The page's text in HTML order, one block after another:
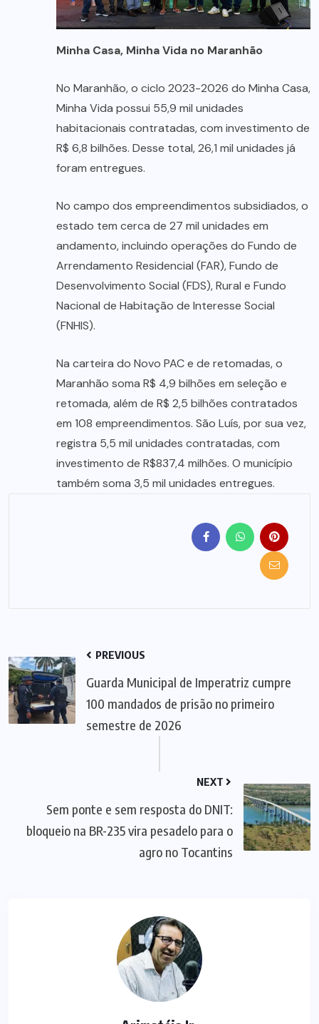
Minha Casa, Minha Vida no Maranhão
No Maranhão, o ciclo 2023-2026 do Minha Casa,
Minha Vida possui 55,9 mil unidades
habitacionais contratadas, com investimento de
R$ 6,8 bilhões. Desse total, 26,1 mil unidades já
foram entregues.
No campo dos empreendimentos subsidiados, o
estado tem cerca de 27 mil unidades em
andamento, incluindo operações do Fundo de
Arrendamento Residencial (FAR), Fundo de
Desenvolvimento Social (FDS), Rural e Fundo
Nacional de Habitação de Interesse Social
(FNHIS).
Na carteira do Novo PAC e de retomadas, o
Maranhão soma R$ 4,9 bilhões em seleção e
retomada, além de R$ 2,5 bilhões contratados
em 108 empreendimentos. São Luís, por sua vez,
registra 5,5 mil unidades contratadas, com
investimento de R$837,4 milhões. O município
também soma 3,5 mil unidades entregues.
PREVIOUS
Guarda Municipal de Imperatriz cumpre
100 mandados de prisão no primeiro
semestre de 2026
NEXT
Sem ponte e sem resposta do DNIT:
bloqueio na BR-235 vira pesadelo para o
agro no Tocantins